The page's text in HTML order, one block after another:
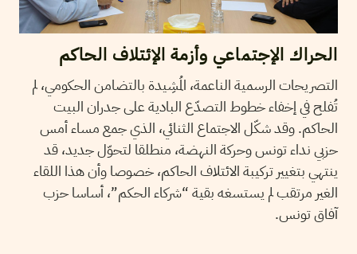
الحراك الإجتماعي وأزمة الإئتلاف الحاكم
التصريحات الرسمية الناعمة، المُشِيدة بالتضامن الحكومي، لم
تُفلح في إخفاء خطوط التصدّع البادية على جدران البيت
الحاكم. وقد شكّل الاجتماع الثنائي، الذي جمع مساء أمس
حزبي نداء تونس وحركة النهضة، منطلقا لتحوّل جديد، قد
ينتهي بتغيير تركيبة الائتلاف الحاكم، خصوصا وأن هذا اللقاء
الغير مرتقب لم يستسغه بقية “شركاء الحكم”، أساسا حزب
آفاق تونس.